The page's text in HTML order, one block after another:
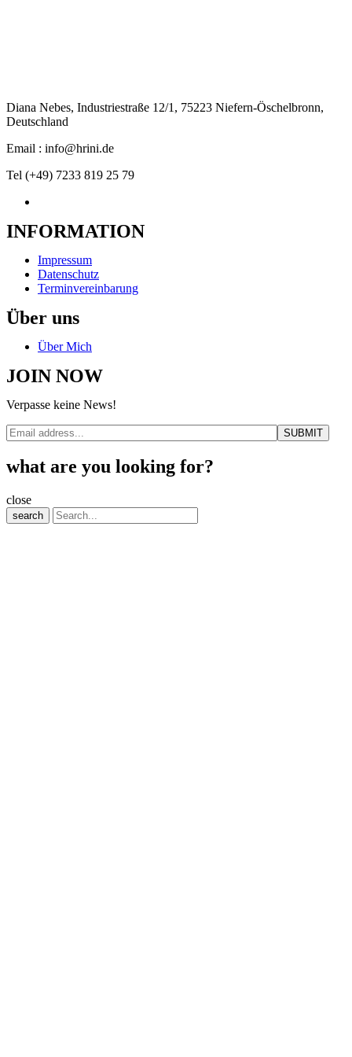
Diana Nebes, Industriestraße 12/1, 75223 Niefern-Öschelbronn,
Deutschland
Email : info@hrini.de
Tel (+49) 7233 819 25 79
INFORMATION
Impressum
Datenschutz
Terminvereinbarung
Über uns
Über Mich
JOIN NOW
Verpasse keine News!
what are you looking for?
close
search